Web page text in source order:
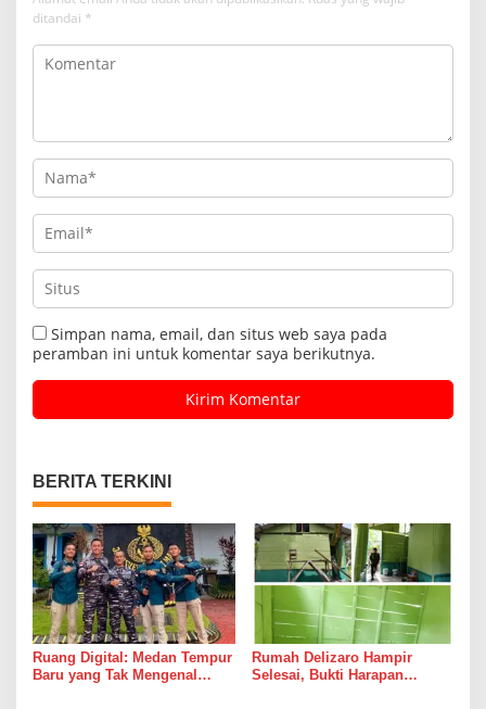
ditandai *
Simpan nama, email, dan situs web saya pada
peramban ini untuk komentar saya berikutnya.
BERITA TERKINI
Ruang Digital: Medan Tempur
Baru yang Tak Mengenal
Rumah Delizaro Hampir
Selesai, Bukti Harapan